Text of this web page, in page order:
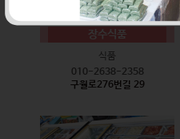
장수식품
식품
010-2638-2358
구월로276번길 29